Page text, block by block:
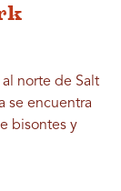
norte de Salt
se encuentra
bisontes y